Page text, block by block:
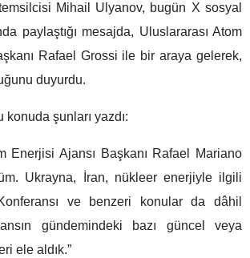
Mihail Ulyanov, bugün X sosyal
paylaştığı mesajda, Uluslararası Atom
Rafael Grossi ile bir araya gelerek,
duyurdu.
şunları yazdı:
Enerjisi Ajansı Başkanı Rafael Mariano
Ukrayna, İran, nükleer enerjiyle ilgili
ve benzeri konular da dâhil
gündemindeki bazı güncel veya
ele aldık.”